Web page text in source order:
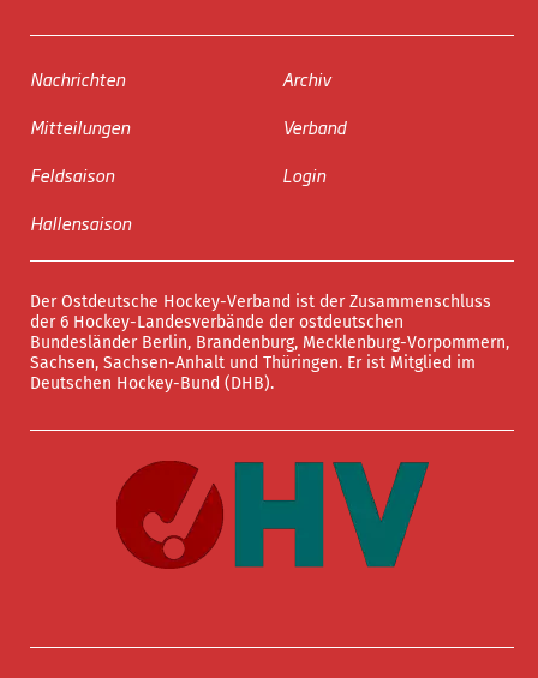
Nachrichten
Mitteilungen
Feldsaison
Hallensaison
Archiv
Verband
Login
Der Ostdeutsche Hockey-Verband ist der Zusammenschluss
der 6 Hockey-Landesverbände der ostdeutschen
Bundesländer Berlin, Brandenburg, Mecklenburg-Vorpommern,
Sachsen, Sachsen-Anhalt und Thüringen. Er ist Mitglied im
Deutschen Hockey-Bund (DHB).